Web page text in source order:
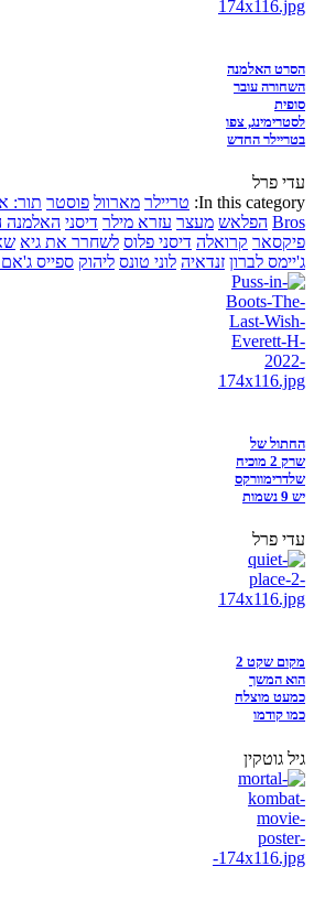
הסרט האלמנה
השחורה עובר
סופית
לסטרימינג, צפו
בטריילר החדש
עדי פרל
In this category: טריילר מארוול פוסטר תור:
Bros הפלאש מעצר עזרא מילר דיסני האלמנה
פיקסאר קרואלה דיסני פלוס לשחרר את גיא
ג'יימס לברון זנדאיה לוני טונס ליהוק ספייס ג'אם 2
החתול של
שרק 2 מוכיח
שלדרימוורקס
יש 9 נשמות
עדי פרל
מקום שקט 2
הוא המשך
כמעט מוצלח
כמו קודמו
גיל גוטקין